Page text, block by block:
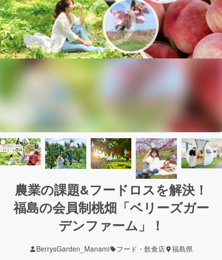
農業の課題&フードロスを解決！
福島の会員制桃畑「ベリーズガー
デンファーム」！
BerrysGarden_Manami フード・飲食店 福島県